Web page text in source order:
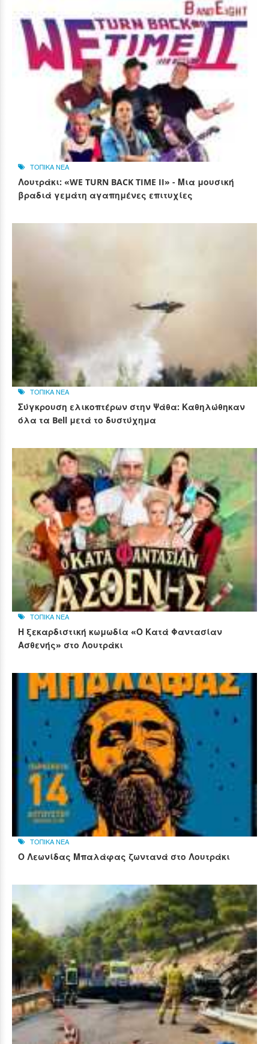
ΤΟΠΙΚΑ ΝΕΑ
Λουτράκι: «WE TURN BACK TIME II» - Μια μουσική
βραδιά γεμάτη αγαπημένες επιτυχίες
ΤΟΠΙΚΑ ΝΕΑ
Σύγκρουση ελικοπτέρων στην Ψάθα: Καθηλώθηκαν
όλα τα Bell μετά το δυστύχημα
ΤΟΠΙΚΑ ΝΕΑ
Η ξεκαρδιστική κωμωδία «Ο Κατά Φαντασίαν
Ασθενής» στο Λουτράκι
ΤΟΠΙΚΑ ΝΕΑ
Ο Λεωνίδας Μπαλάφας ζωντανά στο Λουτράκι